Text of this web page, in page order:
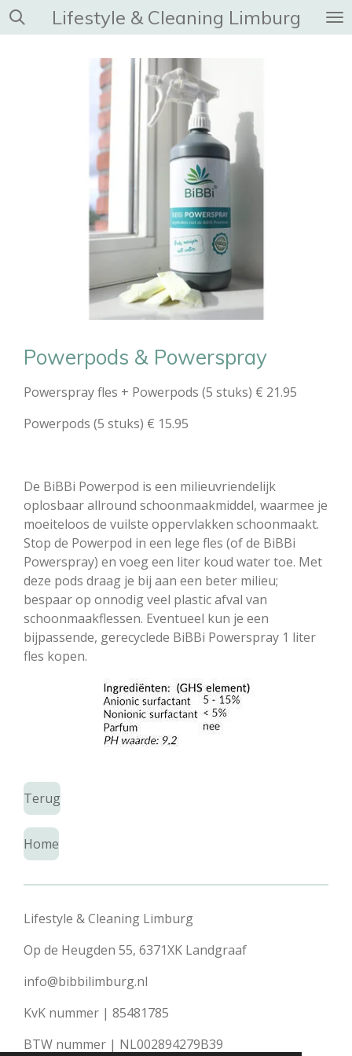
Ga
direct
Lifestyle & Cleaning Limburg
Powerpods & Powerspray
Powerspray fles + Powerpods (5 stuks) € 21.95
Powerpods (5 stuks) € 15.95
De BiBBi Powerpod is een milieuvriendelijk
oplosbaar allround schoonmaakmiddel, waarmee je
moeiteloos de vuilste oppervlakken schoonmaakt.
Stop de Powerpod in een lege fles (of de BiBBi
Powerspray) en voeg een liter koud water toe. Met
deze pods draag je bij aan een beter milieu;
bespaar op onnodig veel plastic afval van
schoonmaakflessen. Eventueel kun je een
bijpassende, gerecyclede BiBBi Powerspray 1 liter
fles kopen.
Terug
Home
Lifestyle & Cleaning Limburg
Op de Heugden 55, 6371XK Landgraaf
info@bibbilimburg.nl
KvK nummer | 85481785
BTW nummer | NL002894279B39